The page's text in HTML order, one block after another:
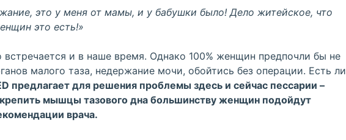
, это у меня от мамы, и у бабушки было! Дело житейское, что
это есть!»
встречается и в наше время. Однако 100% женщин предпочли бы не
малого таза, недержание мочи, обойтись без операции. Есть ли
предлагает для решения проблемы здесь и сейчас пессарии –
мышцы тазового дна большинству женщин подойдут
врача.